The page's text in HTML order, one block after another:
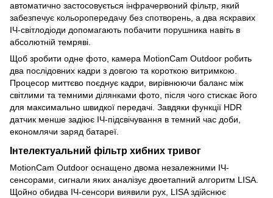
автоматично застосовується інфрачервоний фільтр, який
забезпечує кольоропередачу без спотворень, а два яскравих
ІЧ-світлодіоди допомагають побачити порушника навіть в
абсолютній темряві.
Щоб зробити одне фото, камера MotionCam Outdoor робить
два послідовних кадри з довгою та короткою витримкою.
Процесор миттєво поєднує кадри, вирівнюючи баланс між
світлими та темними ділянками фото, після чого стискає його
для максимально швидкої передачі. Завдяки функції HDR
датчик менше задіює ІЧ-підсвічування в темний час доби,
економлячи заряд батареї.
Інтелектуальний фільтр хибних тривог
MotionCam Outdoor оснащено двома незалежними ІЧ-
сенсорами, сигнали яких аналізує двоетапний алгоритм LISA.
Щойно обидва ІЧ-сенсори виявили рух, LISA здійснює